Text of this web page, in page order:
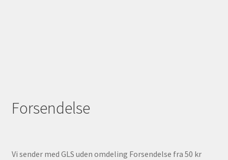
Forsendelse
Vi sender med GLS uden omdeling Forsendelse fra 50 kr